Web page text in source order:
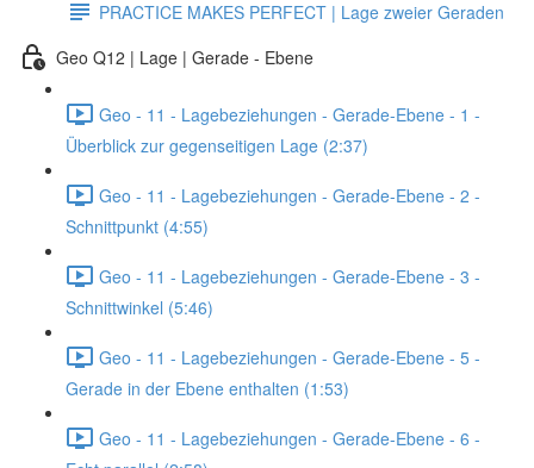
PRACTICE MAKES PERFECT | Lage zweier Geraden
Geo Q12 | Lage | Gerade - Ebene
Geo - 11 - Lagebeziehungen - Gerade-Ebene - 1 -
Überblick zur gegenseitigen Lage (2:37)
Geo - 11 - Lagebeziehungen - Gerade-Ebene - 2 -
Schnittpunkt (4:55)
Geo - 11 - Lagebeziehungen - Gerade-Ebene - 3 -
Schnittwinkel (5:46)
Geo - 11 - Lagebeziehungen - Gerade-Ebene - 5 -
Gerade in der Ebene enthalten (1:53)
Geo - 11 - Lagebeziehungen - Gerade-Ebene - 6 -